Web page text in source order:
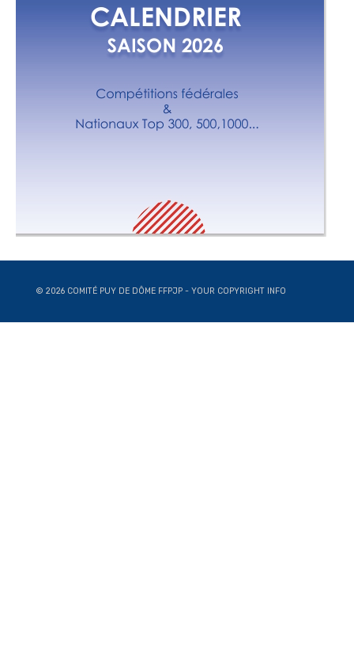
© 2026 COMITÉ PUY DE DÔME FFPJP - YOUR COPYRIGHT INFO